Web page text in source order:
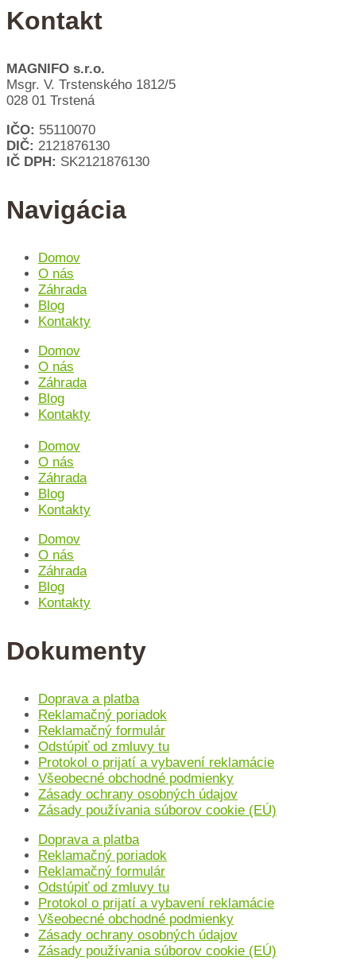
Kontakt
MAGNIFO s.r.o.
Msgr. V. Trstenského 1812/5
028 01 Trstená
IČO: 55110070
DIČ: 2121876130
IČ DPH: SK2121876130
Navigácia
Domov
O nás
Záhrada
Blog
Kontakty
Domov
O nás
Záhrada
Blog
Kontakty
Domov
O nás
Záhrada
Blog
Kontakty
Domov
O nás
Záhrada
Blog
Kontakty
Dokumenty
Doprava a platba
Reklamačný poriadok
Reklamačný formulár
Odstúpiť od zmluvy tu
Protokol o prijatí a vybavení reklamácie
Všeobecné obchodné podmienky
Zásady ochrany osobných údajov
Zásady používania súborov cookie (EÚ)
Doprava a platba
Reklamačný poriadok
Reklamačný formulár
Odstúpiť od zmluvy tu
Protokol o prijatí a vybavení reklamácie
Všeobecné obchodné podmienky
Zásady ochrany osobných údajov
Zásady používania súborov cookie (EÚ)